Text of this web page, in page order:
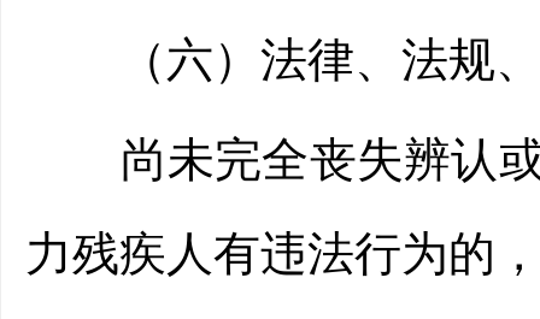
（六）法律、法规、
尚未完全丧失辨认或
力残疾人有违法行为的